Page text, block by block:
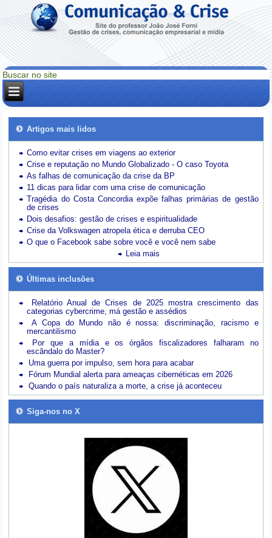
Artigos mais lidos
Como evitar crises em viagens ao exterior
Crise e reputação no Mundo Globalizado - O caso Toyota
As falhas de comunicação da crise da BP
11 dicas para lidar com uma crise de comunicação
Tragédia do Costa Concordia expõe falhas primárias de gestão
de crises
Dois desafios: gestão de crises e espiritualidade
Crise da Volkswagen atropela ética e derruba CEO
O que o Facebook sabe sobre você e você nem sabe
Leia mais
Últimas inclusões
Relatório Anual de Crises de 2025 mostra crescimento das
categorias cybercrime, má gestão e assédios
A Copa do Mundo não é nossa: discriminação, racismo e
mercantilismo
Por que a mídia e os órgãos fiscalizadores falharam no
escândalo do Master?
Uma guerra por impulso, sem hora para acabar
Fórum Mundial alerta para ameaças cibernéticas em 2026
Quando o país naturaliza a morte, a crise já aconteceu
Siga-nos no X